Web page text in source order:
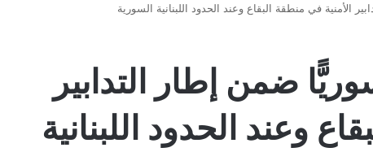
توقيف 38 سوريًّا ضمن إطار التدابير
وعند الحدود اللبنانية